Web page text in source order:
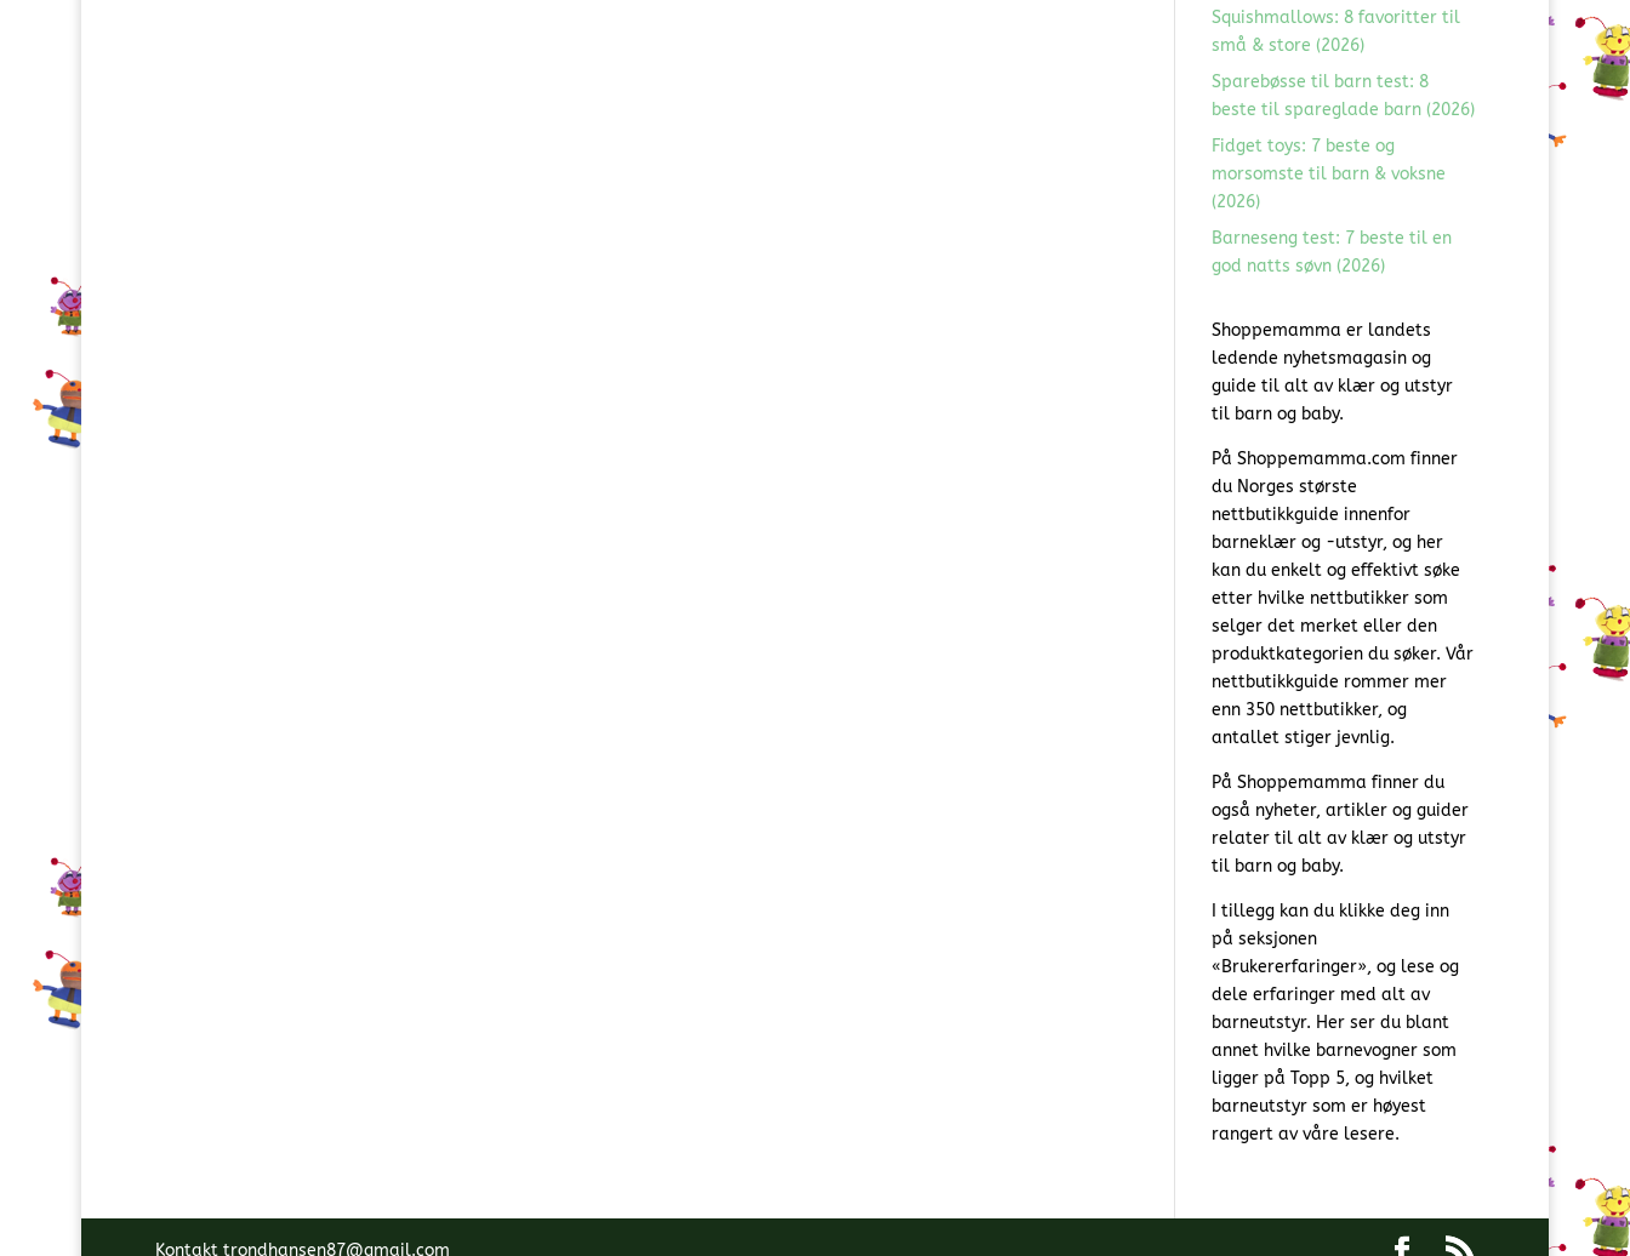
Squishmallows: 8 favoritter til
små & store (2026)
Sparebøsse til barn test: 8
beste til spareglade barn (2026)
Fidget toys: 7 beste og
morsomste til barn & voksne
(2026)
Barneseng test: 7 beste til en
god natts søvn (2026)
Shoppemamma er landets
ledende nyhetsmagasin og
guide til alt av klær og utstyr
til barn og baby.
På Shoppemamma.com finner
du Norges største
nettbutikkguide innenfor
barneklær og -utstyr, og her
kan du enkelt og effektivt søke
etter hvilke nettbutikker som
selger det merket eller den
produktkategorien du søker. Vår
nettbutikkguide rommer mer
enn 350 nettbutikker, og
antallet stiger jevnlig.
På Shoppemamma finner du
også nyheter, artikler og guider
relater til alt av klær og utstyr
til barn og baby.
I tillegg kan du klikke deg inn
på seksjonen
«Brukererfaringer», og lese og
dele erfaringer med alt av
barneutstyr. Her ser du blant
annet hvilke barnevogner som
ligger på Topp 5, og hvilket
barneutstyr som er høyest
rangert av våre lesere.
Kontakt trondhansen87@gmail.com